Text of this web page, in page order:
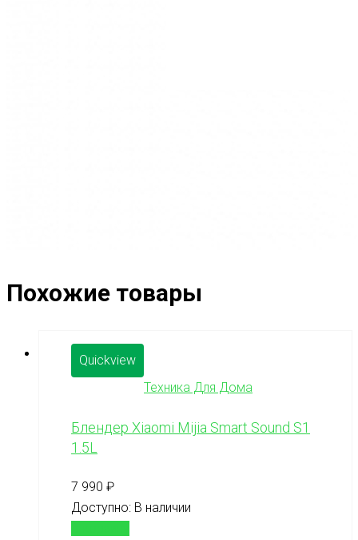
Похожие товары
Quickview
Техника Для Дома
Блендер Xiaomi Mijia Smart Sound S1
1.5L
7 990 ₽
Доступно: В наличии